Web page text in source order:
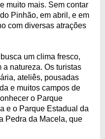
muito mais. Sem contar
Pinhão, em abril, e em
com diversas atrações
um clima fresco,
a natureza. Os turistas
ateliês, pousadas
e muitos campos de
o Parque
e o Parque Estadual da
Pedra da Macela, que